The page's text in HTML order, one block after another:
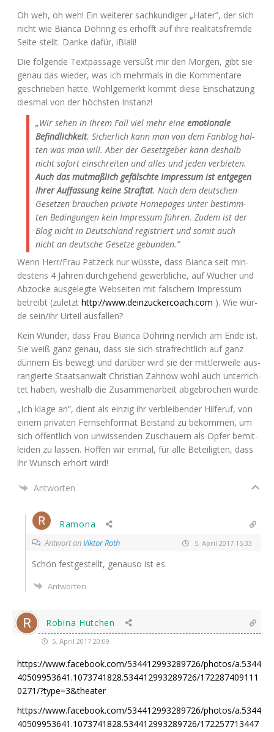
Oh weh, oh weh! Ein wei­te­rer sach­kun­di­ger „Hater”, der sich
nicht wie Bian­ca Döh­ring es erhofft auf ihre rea­li­täts­frem­de
Sei­te stellt. Dan­ke dafür, iBlali!
Die fol­gen­de Text­pas­sa­ge ver­süßt mir den Mor­gen, gibt sie
genau das wie­der, was ich mehr­mals in die Kom­men­ta­re
geschrie­ben hat­te. Wohl­ge­merkt kommt die­se Ein­schät­zung
dies­mal von der höchs­ten Instanz!
„Wir sehen in Ihrem Fall viel mehr eine emo­tio­na­le
Befind­lich­keit. Sicher­lich kann man von dem Fan­blog hal­
ten was man will. Aber der Gesetz­ge­ber kann des­halb
nicht sofort ein­schrei­ten und alles und jeden ver­bie­ten.
Auch das mut­maß­lich gefälsch­te Impres­sum ist ent­ge­gen
Ihrer Auf­fas­sung kei­ne Straf­tat. Nach dem deut­schen
Geset­zen brau­chen pri­va­te Home­pages unter bestimm­
ten Bedin­gun­gen kein Impres­sum füh­ren. Zudem ist der
Blog nicht in Deutsch­land regis­triert und somit auch
nicht an deut­sche Geset­ze gebunden.”
Wenn Herr/Frau Patz­eck nur wüss­te, dass Bian­ca seit min­
des­tens 4 Jah­ren durch­ge­hend gewerb­li­che, auf Wucher und
Abzo­cke aus­ge­leg­te Web­sei­ten mit fal­schem Impres­sum
betreibt (zuletzt http://www.deinzuckercoach.com ). Wie wür­
de sein/ihr Urteil ausfallen?
Kein Wun­der, dass Frau Bian­ca Döh­ring nerv­lich am Ende ist.
Sie weiß ganz genau, dass sie sich straf­recht­lich auf ganz
dün­nem Eis bewegt und dar­über wird sie der mitt­ler­wei­le aus­
ran­gier­te Staats­an­walt Chris­ti­an Zahnow wohl auch unter­rich­
tet haben, wes­halb die Zusam­men­ar­beit abge­bro­chen wurde.
„Ich kla­ge an”, dient als ein­zig ihr ver­blei­ben­der Hil­fe­ruf, von
einem pri­va­ten Fern­seh­for­mat Bei­stand zu bekom­men, um
sich öffent­lich von unwis­sen­den Zuschau­ern als Opfer bemit­
lei­den zu las­sen. Hof­fen wir ein­mal, für alle Betei­lig­ten, dass
ihr Wunsch erhört wird!
Antworten
Ramona
Antwort an Viktor Roth 5. April 2017 15:33
Schön fest­ge­stellt, genau­so ist es.
Antworten
Robina Hütchen
5. April 2017 20:09
https://www.facebook.com/534412993289726/photos/a.5344
40509953641.1073741828.534412993289726/172287409111
0271/?type=3&theater
https://www.facebook.com/534412993289726/photos/a.5344
40509953641.1073741828.534412993289726/172257713447